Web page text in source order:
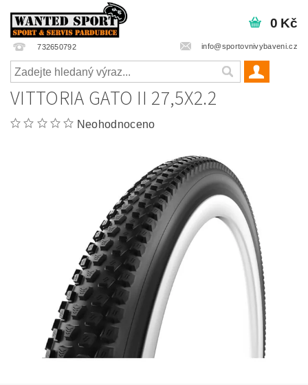
732650792 info@sportovnivybaveni.cz
0 Kč
VITTORIA GATO II 27,5X2.2
Neohodnoceno